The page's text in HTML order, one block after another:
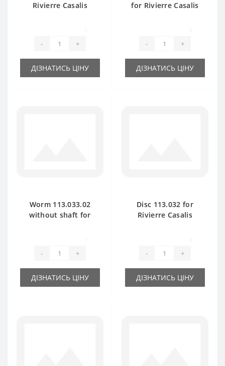
Rivierre Casalis
- +
ДІЗНАТИСЬ ЦІНУ
for Rivierre Casalis
- +
ДІЗНАТИСЬ ЦІНУ
Worm 113.033.02
without shaft for
- +
ДІЗНАТИСЬ ЦІНУ
Disc 113.032 for
Rivierre Casalis
- +
ДІЗНАТИСЬ ЦІНУ